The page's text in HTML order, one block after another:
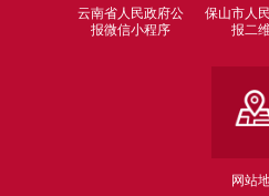
云南省人民政府公
报微信小程序
保山市人
报二
网站